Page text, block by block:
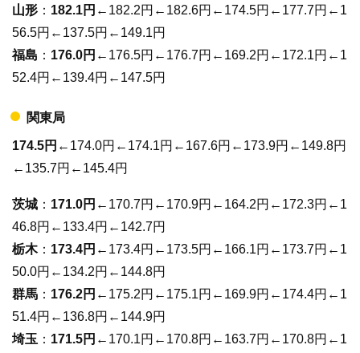
山形 ： 182.1円 ←182.2円←182.6円←174.5円←177.7円←1
56.5円←137.5円←149.1円
福島 ： 176.0円 ←176.5円←176.7円←169.2円←172.1円←1
52.4円←139.4円←147.5円
関東局
174.5円 ←174.0円←174.1円←167.6円←173.9円←149.8円
←135.7円←145.4円
茨城 ： 171.0円 ←170.7円←170.9円←164.2円←172.3円←1
46.8円←133.4円←142.7円
栃木： 173.4円 ←173.4円←173.5円←166.1円←173.7円←1
50.0円←134.2円←144.8円
群馬 ： 176.2円 ←175.2円←175.1円←169.9円←174.4円←1
51.4円←136.8円←144.9円
埼玉 ： 171.5円 ←170.1円←170.8円←163.7円←170.8円←1